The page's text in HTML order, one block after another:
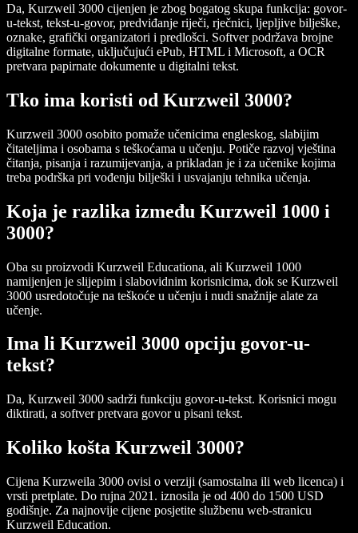
Da, Kurzweil 3000 cijenjen je zbog bogatog skupa funkcija: govor-
u-tekst, tekst-u-govor, predviđanje riječi, rječnici, ljepljive bilješke,
oznake, grafički organizatori i predlošci. Softver podržava brojne
digitalne formate, uključujući ePub, HTML i Microsoft, a OCR
pretvara papirnate dokumente u digitalni tekst.
Tko ima koristi od Kurzweil 3000?
Kurzweil 3000 osobito pomaže učenicima engleskog, slabijim
čitateljima i osobama s teškoćama u učenju. Potiče razvoj vještina
čitanja, pisanja i razumijevanja, a prikladan je i za učenike kojima
treba podrška pri vođenju bilješki i usvajanju tehnika učenja.
Koja je razlika između Kurzweil 1000 i
3000?
Oba su proizvodi Kurzweil Educationa, ali Kurzweil 1000
namijenjen je slijepim i slabovidnim korisnicima, dok se Kurzweil
3000 usredotočuje na teškoće u učenju i nudi snažnije alate za
učenje.
Ima li Kurzweil 3000 opciju govor-u-
tekst?
Da, Kurzweil 3000 sadrži funkciju govor-u-tekst. Korisnici mogu
diktirati, a softver pretvara govor u pisani tekst.
Koliko košta Kurzweil 3000?
Cijena Kurzweila 3000 ovisi o verziji (samostalna ili web licenca) i
vrsti pretplate. Do rujna 2021. iznosila je od 400 do 1500 USD
godišnje. Za najnovije cijene posjetite službenu web-stranicu
Kurzweil Education.